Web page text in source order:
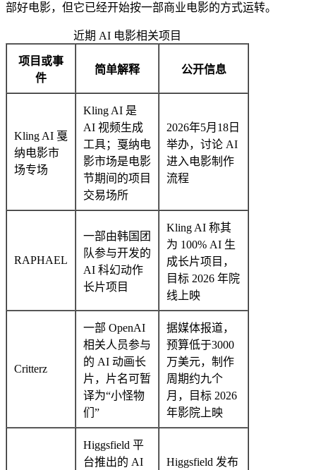
部好电影，但它已经开始按一部商业电影的方式运转。
近期 AI 电影相关项目
项目或事
件
简单解释 公开信息
Kling AI 戛
纳电影市
场专场
Kling AI 是
AI 视频生成
工具；戛纳电
影市场是电影
节期间的项目
交易场所
2026年5月18日
举办，讨论 AI
进入电影制作
流程
RAPHAEL
一部由韩国团
队参与开发的
AI 科幻动作
长片项目
Kling AI 称其
为 100% AI 生
成长片项目，
目标 2026 年院
线上映
Critterz
一部 OpenAI
相关人员参与
的 AI 动画长
片，片名可暂
译为“小怪物
们”
据媒体报道，
预算低于3000
万美元，制作
周期约九个
月，目标 2026
年影院上映
Higgsfield 平
台推出的 AI
Higgsfield 发布